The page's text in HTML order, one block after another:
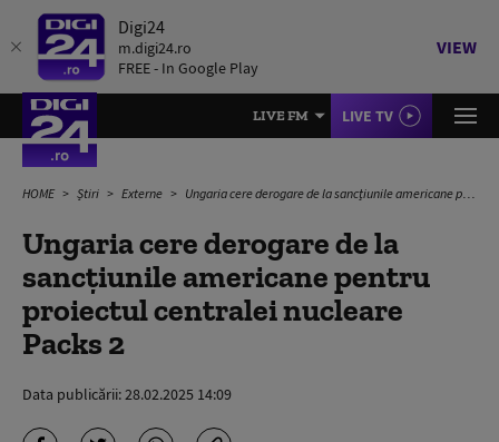
Digi24
m.digi24.ro
FREE - In Google Play
VIEW
LIVE FM LIVE TV
HOME Știri Externe Ungaria cere derogare de la sancțiunile americane pentru proiectul centralei nucleare Packs 2
Ungaria cere derogare de la
sancțiunile americane pentru
proiectul centralei nucleare
Packs 2
Data publicării:28.02.2025 14:09